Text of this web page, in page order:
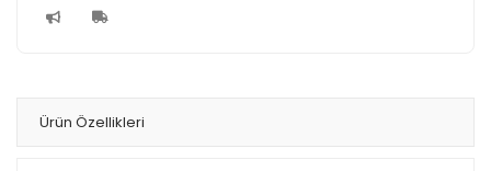
Ürün Özellikleri